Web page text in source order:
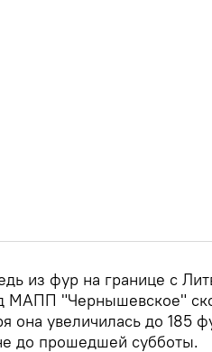
из фур на границе с
МАПП "Чернышевское"
она увеличилась до 185
до прошедшей субботы.